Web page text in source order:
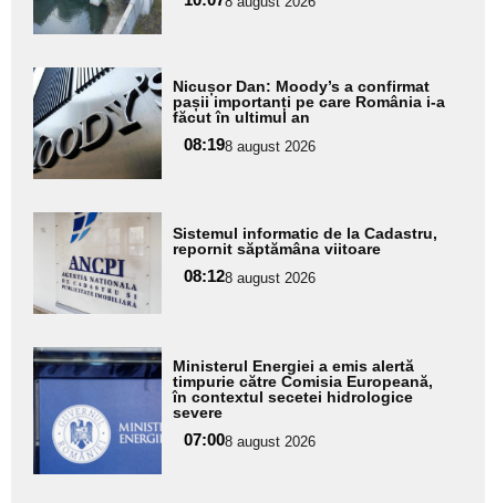
Adaugă
aici textul
pentru
subtitlu
Nicușor Dan: Moody’s a confirmat
pașii importanți pe care România i-a
făcut în ultimul an
08:198 august 2026
Adaugă
aici textul
pentru
subtitlu
Sistemul informatic de la Cadastru,
repornit săptămâna viitoare
08:128 august 2026
Adaugă
aici textul
pentru
subtitlu
Ministerul Energiei a emis alertă
timpurie către Comisia Europeană,
în contextul secetei hidrologice
severe
07:008 august 2026